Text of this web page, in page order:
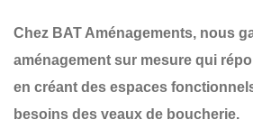
Chez BAT Aménagements, nous
aménagement sur mesure qui
en créant des espaces
besoins des veaux de boucherie.